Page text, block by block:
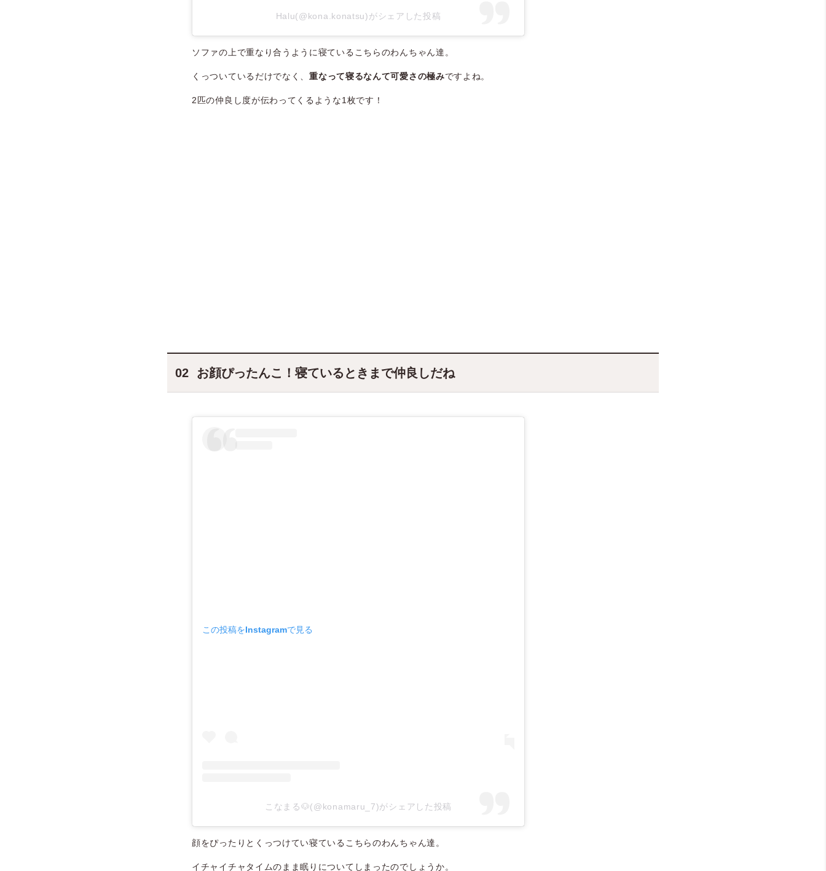
Halu(@kona.konatsu)がシェアした投稿
ソファの上で重なり合うように寝ているこちらのわんちゃん達。
くっついているだけでなく、重なって寝るなんて可愛さの極みですよね。
2匹の仲良し度が伝わってくるような1枚です！
お顔ぴったんこ！寝ているときまで仲良しだね
この投稿をInstagramで見る
こなまる🐶(@konamaru_7)がシェアした投稿
顔をぴったりとくっつけてい寝ているこちらのわんちゃん達。
イチャイチャタイムのまま眠りについてしまったのでしょうか。